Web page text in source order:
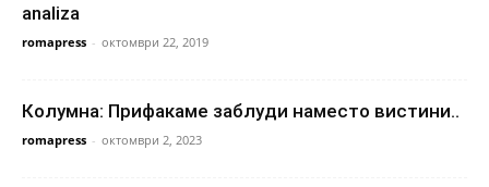
analiza
romapress - октомври 22, 2019
Колумна: Прифакаме заблуди наместо вистини..
romapress - октомври 2, 2023